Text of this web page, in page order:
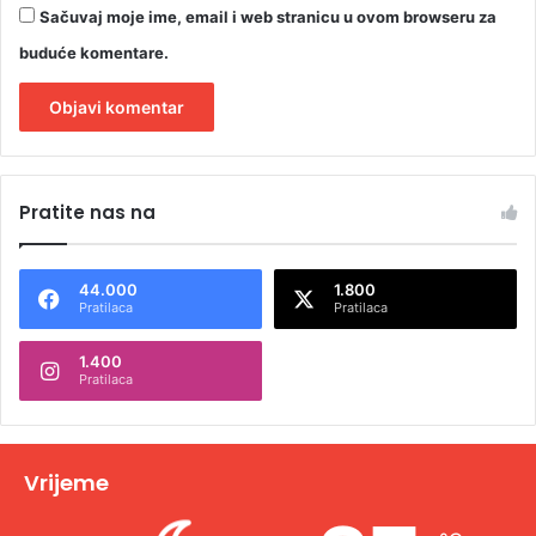
Sačuvaj moje ime, email i web stranicu u ovom browseru za
buduće komentare.
t
n
t
v
Pratite nas na
44.000
Pratilaca
1.800
Pratilaca
1.400
Pratilaca
Vrijeme